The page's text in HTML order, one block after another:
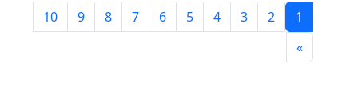
1
2
3
4
5
6
7
8
9
10
»